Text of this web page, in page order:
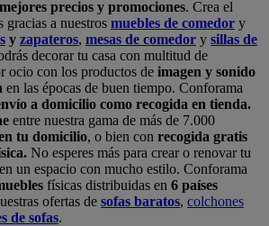
precios y promociones. Crea el
gracias a nuestros muebles de comedor y
y zapateros, mesas de comedor y sillas de
decorar tu casa con multitud de
ocio con los productos de imagen y sonido
en las épocas de buen tiempo. Conforama
a domicilio como recogida en tienda.
entre nuestra gama de más de 7.000
tu domicilio, o bien con recogida gratis
No esperes más para crear o renovar tu
un espacio con mucho estilo. Conforama
físicas distribuidas en 6 países
ofertas de sofas baratos, colchones
de sofas.